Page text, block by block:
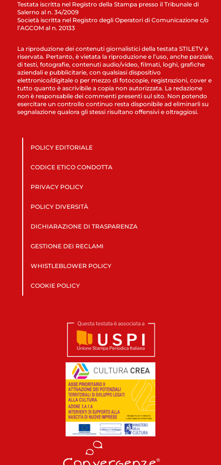
Testata iscritta nel Registro della Stampa presso il Tribunale di
Salerno al n. 34/2009
Società iscritta nel Registro degli Operatori di Comunicazione c/o
l’AGCOM al n. 20133
La riproduzione dei contenuti giornalistici della testata STILETV è
riservata. Pertanto, è vietata la riproduzione e l’uso, anche parziale,
di testi, fotografie, contenuti audio/video, filmati, loghi, grafiche
aziendali e pubblicitarie, con qualsiasi dispositivo
elettronico/digitale o per mezzo di fotocopie, registrazioni, cover e
tutto quanto è ascrivibile a copia non autorizzata. La redazione
non è responsabile dei commenti presenti sul sito. Non potendo
esercitare un controllo continuo resta disponibile ad eliminarli su
segnalazione qualora gli stessi risultano offensivi e oltraggiosi.
POLICY EDITORIALE
CODICE ETICO CONDOTTA
PRIVACY POLICY
POLICY DIVERSITÀ
DICHIARAZIONE DI TRASPARENZA
GESTIONE DEI RECLAMI
WHISTLEBLOWER POLICY
COOKIE POLICY